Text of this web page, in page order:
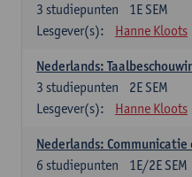
1E SEM
3 studiepunten
Lesgever(s):
Hanne Kloots
Nederlands:
2E SEM
3 studiepunten
Lesgever(s):
Hanne Kloots
Nederlands:
1E/2E SEM
6 studiepunten